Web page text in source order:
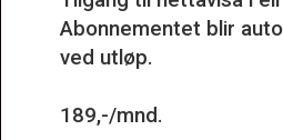
Abonnementet blir
ved utløp.
189,-/mnd.